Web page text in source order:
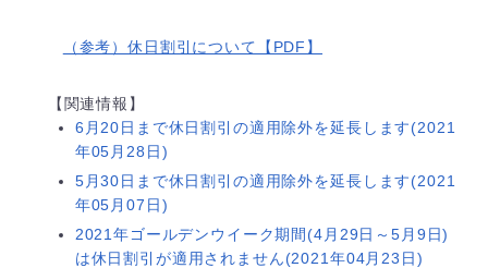
（参考）休日割引について【PDF】
【関連情報】
6月20日まで休日割引の適用除外を延長します(2021
年05月28日)
5月30日まで休日割引の適用除外を延長します(2021
年05月07日)
2021年ゴールデンウイーク期間(4月29日～5月9日)
は休日割引が適用されません(2021年04月23日)